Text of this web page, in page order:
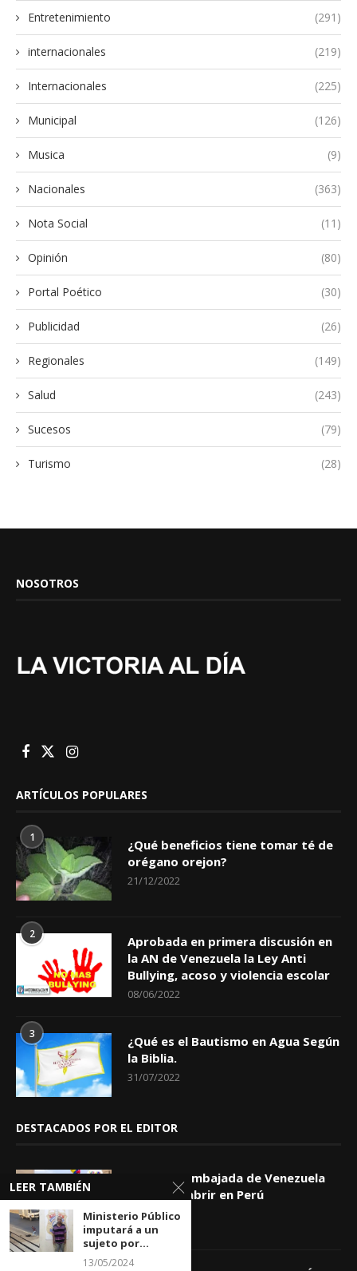
Entretenimiento (291)
internacionales (219)
Internacionales (225)
Municipal (126)
Musica (9)
Nacionales (363)
Nota Social (11)
Opinión (80)
Portal Poético (30)
Publicidad (26)
Regionales (149)
Salud (243)
Sucesos (79)
Turismo (28)
NOSOTROS
ARTÍCULOS POPULARES
1
¿Qué beneficios tiene tomar té de
orégano orejon?
21/12/2022
2
Aprobada en primera discusión en
la AN de Venezuela la Ley Anti
Bullying, acoso y violencia escolar
08/06/2022
3
¿Qué es el Bautismo en Agua Según
la Biblia.
31/07/2022
DESTACADOS POR EL EDITOR
AL FIN: la Embajada de Venezuela
volverá a abrir en Perú
06/08/2026
LEER TAMBIÉN
Ministerio Público
imputará a un
sujeto por...
13/05/2024